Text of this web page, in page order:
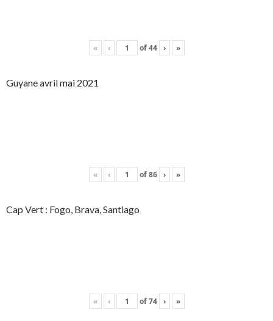
« ‹ of44 › »
Guyane avril mai 2021
« ‹ of86 › »
Cap Vert : Fogo, Brava, Santiago
« ‹ of74 › »